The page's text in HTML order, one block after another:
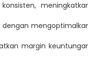
dengan
margin